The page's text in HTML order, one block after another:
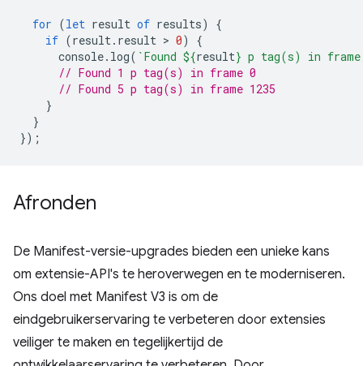
for (let result of results)
{
if (result. result > 0)
{
console. log( `Found ${result} p tag(s) in
// Found 1 p tag(s) in frame 0
// Found 5 p tag(s) in frame 1235
}
}
});
Afronden
De Manifest-versie-upgrades bieden een unieke kans
om extensie-API's te heroverwegen en te moderniseren.
Ons doel met Manifest V3 is om de
eindgebruikerservaring te verbeteren door extensies
veiliger te maken en tegelijkertijd de